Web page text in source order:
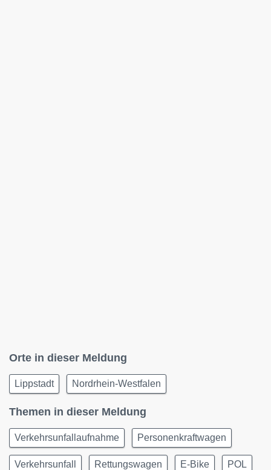
Orte in dieser Meldung
Lippstadt Nordrhein-Westfalen
Themen in dieser Meldung
Verkehrsunfallaufnahme Personenkraftwagen
Verkehrsunfall Rettungswagen E-Bike POL